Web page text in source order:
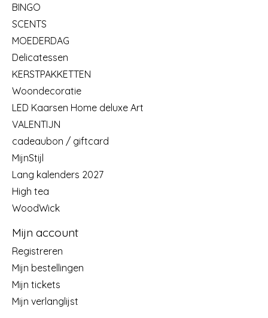
BINGO
SCENTS
MOEDERDAG
Delicatessen
KERSTPAKKETTEN
Woondecoratie
LED Kaarsen Home deluxe Art
VALENTIJN
cadeaubon / giftcard
MijnStijl
Lang kalenders 2027
High tea
WoodWick
Mijn account
Registreren
Mijn bestellingen
Mijn tickets
Mijn verlanglijst